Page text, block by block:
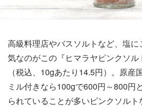
高級料理店やバスソルトなど、塩
気なのがこの『ヒマラヤピンクソ
（税込、10gあたり14.5円）。原産
ミル付きなら100gで600円～800円
られていることが多いピンクソル